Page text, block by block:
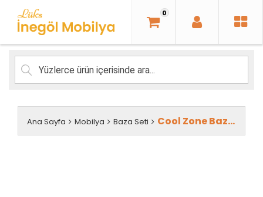
İçeriği
Geç
0
Ana Sayfa Mobilya Baza Seti Cool Zone Baza Seti